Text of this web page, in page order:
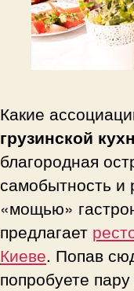
Какие
грузинской
благородная
самобытность и
«мощью»
предлагает
Киеве. Попав
попробуете